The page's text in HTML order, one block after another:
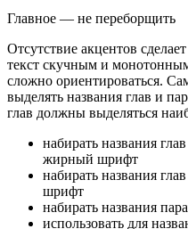
Главное — не переборщить
Отсутствие акцентов
текст скучным и
сложно ориентироваться.
выделять названия глав и
глав должны выделяться
набирать названия
жирный шрифт
набирать названия
шрифт
набирать названия
использовать для